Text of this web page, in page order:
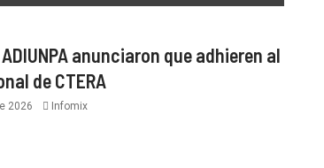
ADIUNPA anunciaron que adhieren al
de CTERA
2026 Infomix